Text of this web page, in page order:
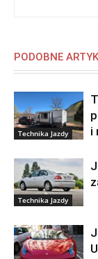
PODOBNE
Technika Jazdy
i
Technika Jazdy